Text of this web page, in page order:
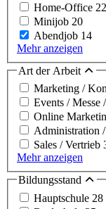
Home-Office 22
Minijob 20
Abendjob 14
Mehr anzeigen
Art der Arbeit
Marketing /
Events / Messe
Online
Administration
Sales / Vertrieb
Mehr anzeigen
Bildungsstand
Hauptschule 28